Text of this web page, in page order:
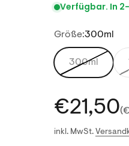
Verfügbar. In
Größe:300ml
300ml
€21,50
inkl. MwSt.